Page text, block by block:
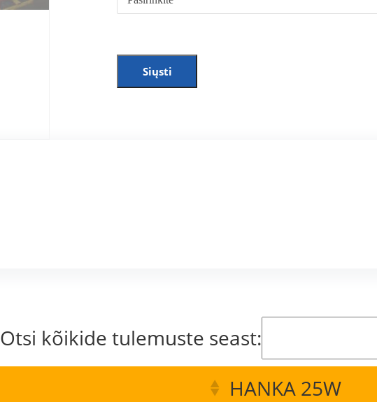
Siųsti
Otsi kõikide tulemuste seast:
HANKA 25W